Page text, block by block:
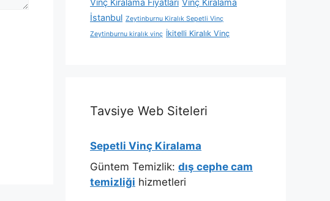
Vinç Kiralama Fiyatları Vinç Kiralama
İstanbul Zeytinburnu Kiralık Sepetli Vinç
Zeytinburnu kiralık vinç İkitelli Kiralık Vinç
Tavsiye Web Siteleri
Sepetli Vinç Kiralama
Güntem Temizlik: dış cephe cam
temizliği hizmetleri